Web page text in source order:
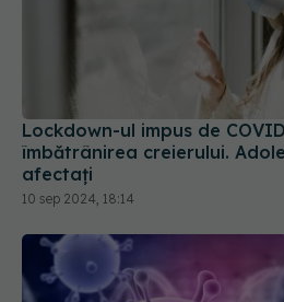
Lockdown-ul impus de
îmbătrânirea creierului.
10 sep 2024, 18:14